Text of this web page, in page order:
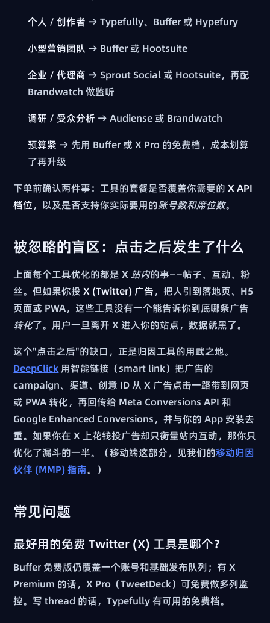
个人 / 创作者 → Typefully、Buffer 或 Hypefury
小型营销团队 → Buffer 或 Hootsuite
企业 / 代理商 → Sprout Social 或 Hootsuite，再配
Brandwatch 做监听
调研 / 受众分析 → Audiense 或 Brandwatch
预算紧 → 先用 Buffer 或 X Pro 的免费档，成本划算
了再升级
下单前确认两件事：工具的套餐是否覆盖你需要的X API
档位，以及是否支持你实际要用的账号数和席位数。
被忽略的盲区：点击之后发生了什么
上面每个工具优化的都是 X站内的事——帖子、互动、粉
丝。但如果你投X (Twitter) 广告，把人引到落地页、H5
页面或 PWA，这些工具没有一个能告诉你到底哪条广告
转化了。用户一旦离开 X 进入你的站点，数据就黑了。
这个"点击之后"的缺口，正是归因工具的用武之地。
DeepClick 用智能链接（smart link）把广告的
campaign、渠道、创意 ID 从 X 广告点击一路带到网页
或 PWA 转化，再回传给 Meta Conversions API 和
Google Enhanced Conversions，并与你的 App 安装去
重。如果你在 X 上花钱投广告却只衡量站内互动，那你只
优化了漏斗的一半。（移动端这部分，见我们的移动归因
伙伴 (MMP) 指南。）
常见问题
最好用的免费 Twitter (X) 工具是哪个？
Buffer 免费版仍覆盖一个账号和基础发布队列；有 X
Premium 的话，X Pro（TweetDeck）可免费做多列监
控。写 thread 的话，Typefully 有可用的免费档。